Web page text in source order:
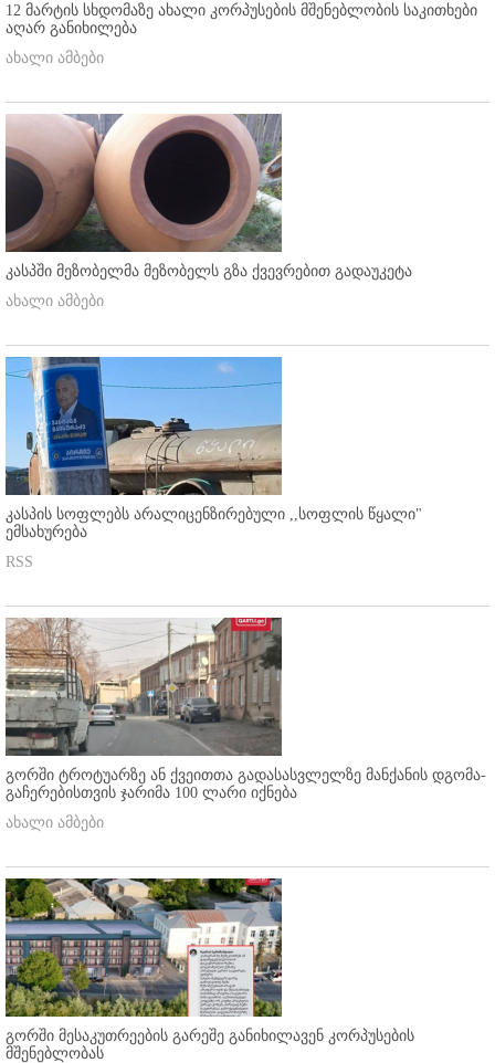
12 მარტის სხდომაზე ახალი კორპუსების მშენებლობის საკითხები
აღარ განიხილება
ახალი ამბები
კასპში მეზობელმა მეზობელს გზა ქვევრებით გადაუკეტა
ახალი ამბები
კასპის სოფლებს არალიცენზირებული ,,სოფლის წყალი"
ემსახურება
RSS
გორში ტროტუარზე ან ქვეითთა გადასასვლელზე მანქანის დგომა-
გაჩერებისთვის ჯარიმა 100 ლარი იქნება
ახალი ამბები
გორში მესაკუთრეების გარეშე განიხილავენ კორპუსების
მშენებლობას